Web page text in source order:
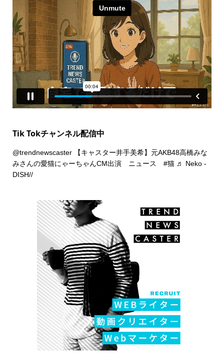
Tik Tokチャンネル配信中
@trendnewscaster【キャスター井手美希】元AKB48高橋みな
みさんの愛猫にゃーちゃんCM出演 ニュース #猫 ♬ Neko -
DISH//